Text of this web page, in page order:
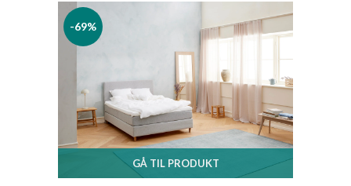
-69%
GÅ TIL PRODUKT